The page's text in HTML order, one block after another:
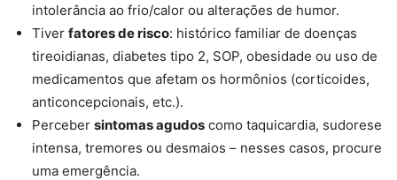
intolerância ao frio/calor ou alterações de humor.
Tiver fatores de risco: histórico familiar de doenças
tireoidianas, diabetes tipo 2, SOP, obesidade ou uso de
medicamentos que afetam os hormônios (corticoides,
anticoncepcionais, etc.).
Perceber sintomas agudos como taquicardia, sudorese
intensa, tremores ou desmaios – nesses casos, procure
uma emergência.